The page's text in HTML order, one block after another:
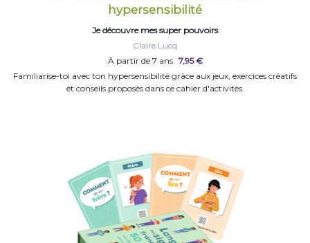
hypersensibilité
Je découvre mes super pouvoirs
Claire Lucq
À partir de 7 ans 7,95 €
Familiarise-toi avec ton hypersensibilité grâce aux jeux, exercices créatifs
et conseils proposés dans ce cahier d'activités.